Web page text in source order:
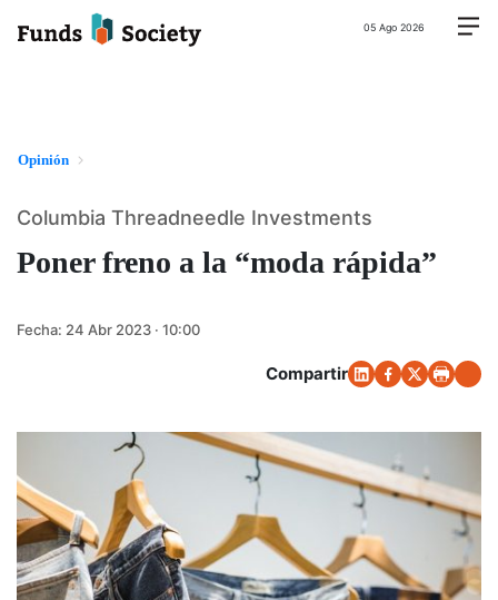
05 Ago 2026
Opinión
Poner freno a la “moda rápida”
Columbia Threadneedle Investments
Fecha: 24 Abr 2023 · 10:00
Compartir